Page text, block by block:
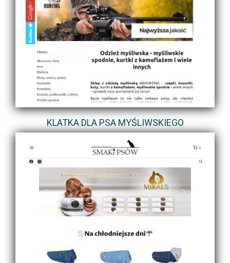
KLATKA DLA PSA MYŚLIWSKIEGO